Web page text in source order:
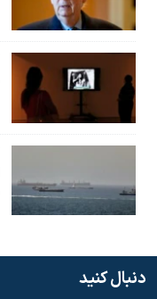
دنبال کنید